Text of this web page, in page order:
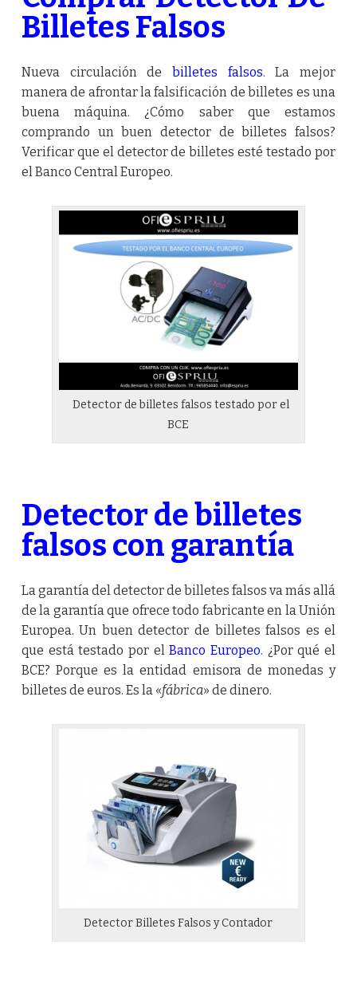
Billetes Falsos
Nueva circulación de billetes falsos. La mejor
manera de afrontar la falsificación de billetes es una
buena máquina. ¿Cómo saber que estamos
comprando un buen detector de billetes falsos?
Verificar que el detector de billetes esté testado por
el Banco Central Europeo.
Detector de billetes falsos testado por el
BCE
Detector de billetes
falsos con garantía
La garantía del detector de billetes falsos va más allá
de la garantía que ofrece todo fabricante en la Unión
Europea. Un buen detector de billetes falsos es el
que está testado por elBanco Europeo. ¿Por qué el
BCE? Porque es la entidad emisora de monedas y
billetes de euros. Es la «fábrica» de dinero.
Detector Billetes Falsos y Contador